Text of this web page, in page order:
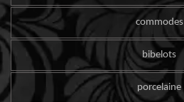
commodes
bibelots
porcelaine